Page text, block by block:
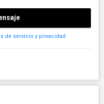
de servicio y privacidad